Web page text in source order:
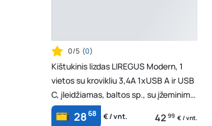
0/5 (0)
Kištukinis lizdas LIREGUS Modern, 1
vietos su krovikliu 3,4A 1xUSB A ir USB
C, įleidžiamas, baltos sp., su įžeminimu,
IU...
2868 € / vnt. 42 99 € / vnt.